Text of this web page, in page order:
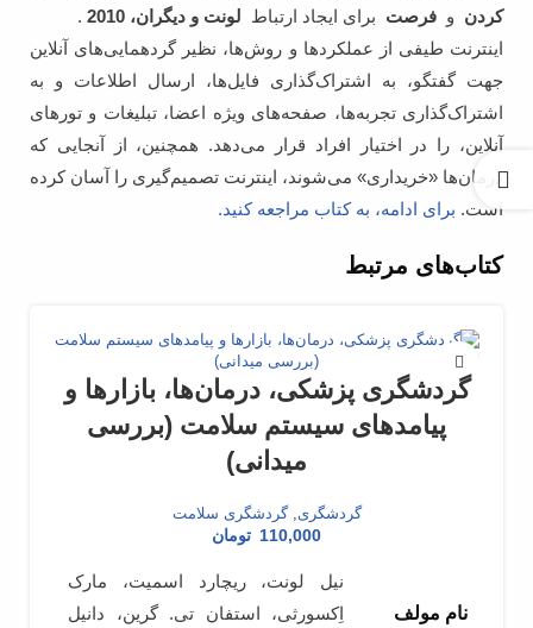
کردن و فرصت برای ایجاد ارتباط لونت و دیگران، 2010
.
اینترنت طیفی از عملکردها و روش‌ها، نظیر گردهمایی‌های آنلاین
جهت گفتگو، به اشتراک‌گذاری فایل‌ها، ارسال اطلاعات و به
اشتراک‌گذاری تجربه‌ها، صفحه‌های ویژه اعضا، تبلیغات و تورهای
آنلاین، را در اختیار افراد قرار می‌دهد. همچنین، از آنجایی که
درمان‌ها «خریداری» می‌شوند، اینترنت تصمیم‌گیری را آسان کرده
است. برای ادامه، به کتاب مراجعه کنید.
کتاب‌های مرتبط
گردشگری پزشکی، درمان‌ها، بازارها و
پیامدهای سیستم سلامت (بررسی
میدانی)
گردشگری,گردشگری سلامت
110,000 تومان
نام مولف
نیل لونت، ریچارد اسمیت، مارک
اِکسورثی، استفان تی. گرین، دانیل